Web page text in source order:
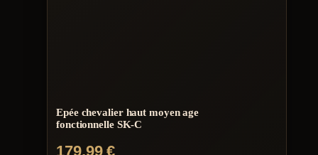
Epée chevalier haut moyen age
fonctionnelle SK-C
179,99€